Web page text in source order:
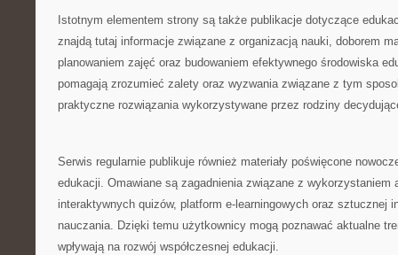
Istotnym elementem strony są także publikacje dotyczące
znajdą tutaj informacje związane z organizacją nauki, doborem
planowaniem zajęć oraz budowaniem efektywnego środowiska
pomagają zrozumieć zalety oraz wyzwania związane z tym
praktyczne rozwiązania wykorzystywane przez rodziny
Serwis regularnie publikuje również materiały poświęcone
edukacji. Omawiane są zagadnienia związane z wykorzystaniem
interaktywnych quizów, platform e-learningowych oraz sztucznej
nauczania. Dzięki temu użytkownicy mogą poznawać aktualne
wpływają na rozwój współczesnej edukacji.